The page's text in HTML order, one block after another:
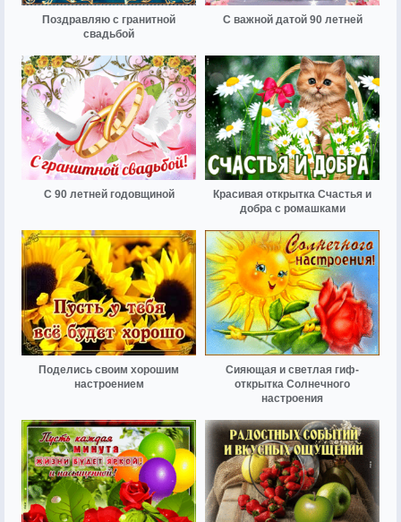
Поздравляю с гранитной
свадьбой
С важной датой 90 летней
С 90 летней годовщиной
Красивая открытка Счастья и
добра с ромашками
Поделись своим хорошим
настроением
Сияющая и светлая гиф-
открытка Солнечного
настроения